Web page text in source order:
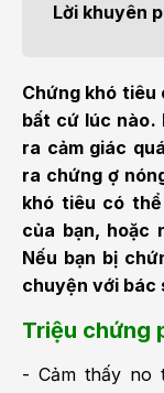
Lời khuyên
Chứng khó tiêu
bất cứ lúc nào.
ra cảm giác
ra chứng ợ
khó tiêu có
của bạn, hoặc
Nếu bạn bị
chuyện với bác
Triệu chứng
- Cảm thấy no